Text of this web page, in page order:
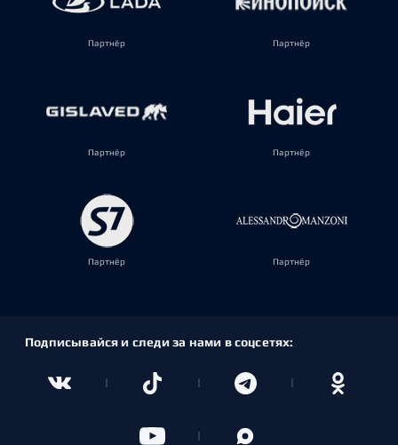
Партнёр Партнёр
Партнёр Партнёр
Партнёр Партнёр
Подписывайся и следи за нами в соцсетях: